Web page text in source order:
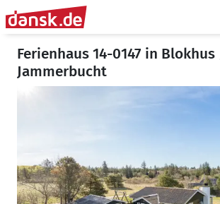
Ferienhaus 14-0147 in
Jammerbucht